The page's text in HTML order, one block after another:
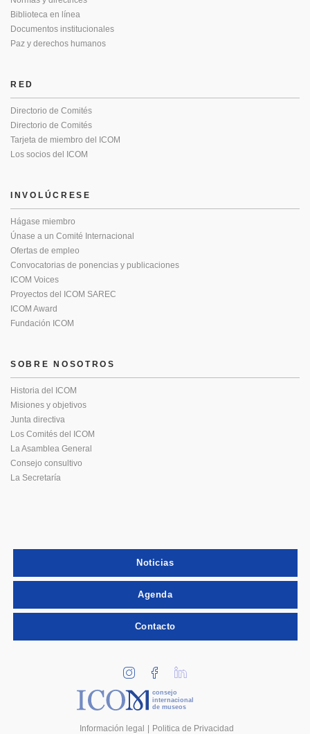
Biblioteca en línea
Documentos institucionales
Paz y derechos humanos
RED
Directorio de Comités
Directorio de Comités
Tarjeta de miembro del ICOM
Los socios del ICOM
INVOLÚCRESE
Hágase miembro
Únase a un Comité Internacional
Ofertas de empleo
Convocatorias de ponencias y publicaciones
ICOM Voices
Proyectos del ICOM SAREC
ICOM Award
Fundación ICOM
SOBRE NOSOTROS
Historia del ICOM
Misiones y objetivos
Junta directiva
Los Comités del ICOM
La Asamblea General
Consejo consultivo
La Secretaría
Noticias
Agenda
Contacto
consejo
internacional
de museos
Información legal Politica de Privacidad